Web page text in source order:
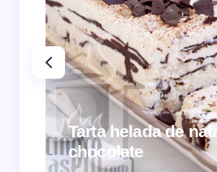
Tarta helada de
chocolate